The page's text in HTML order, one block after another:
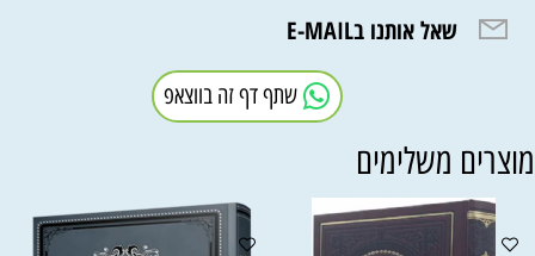
שאל אותנו בE-MAIL
שתף דף זה בווצאפ
משלימים